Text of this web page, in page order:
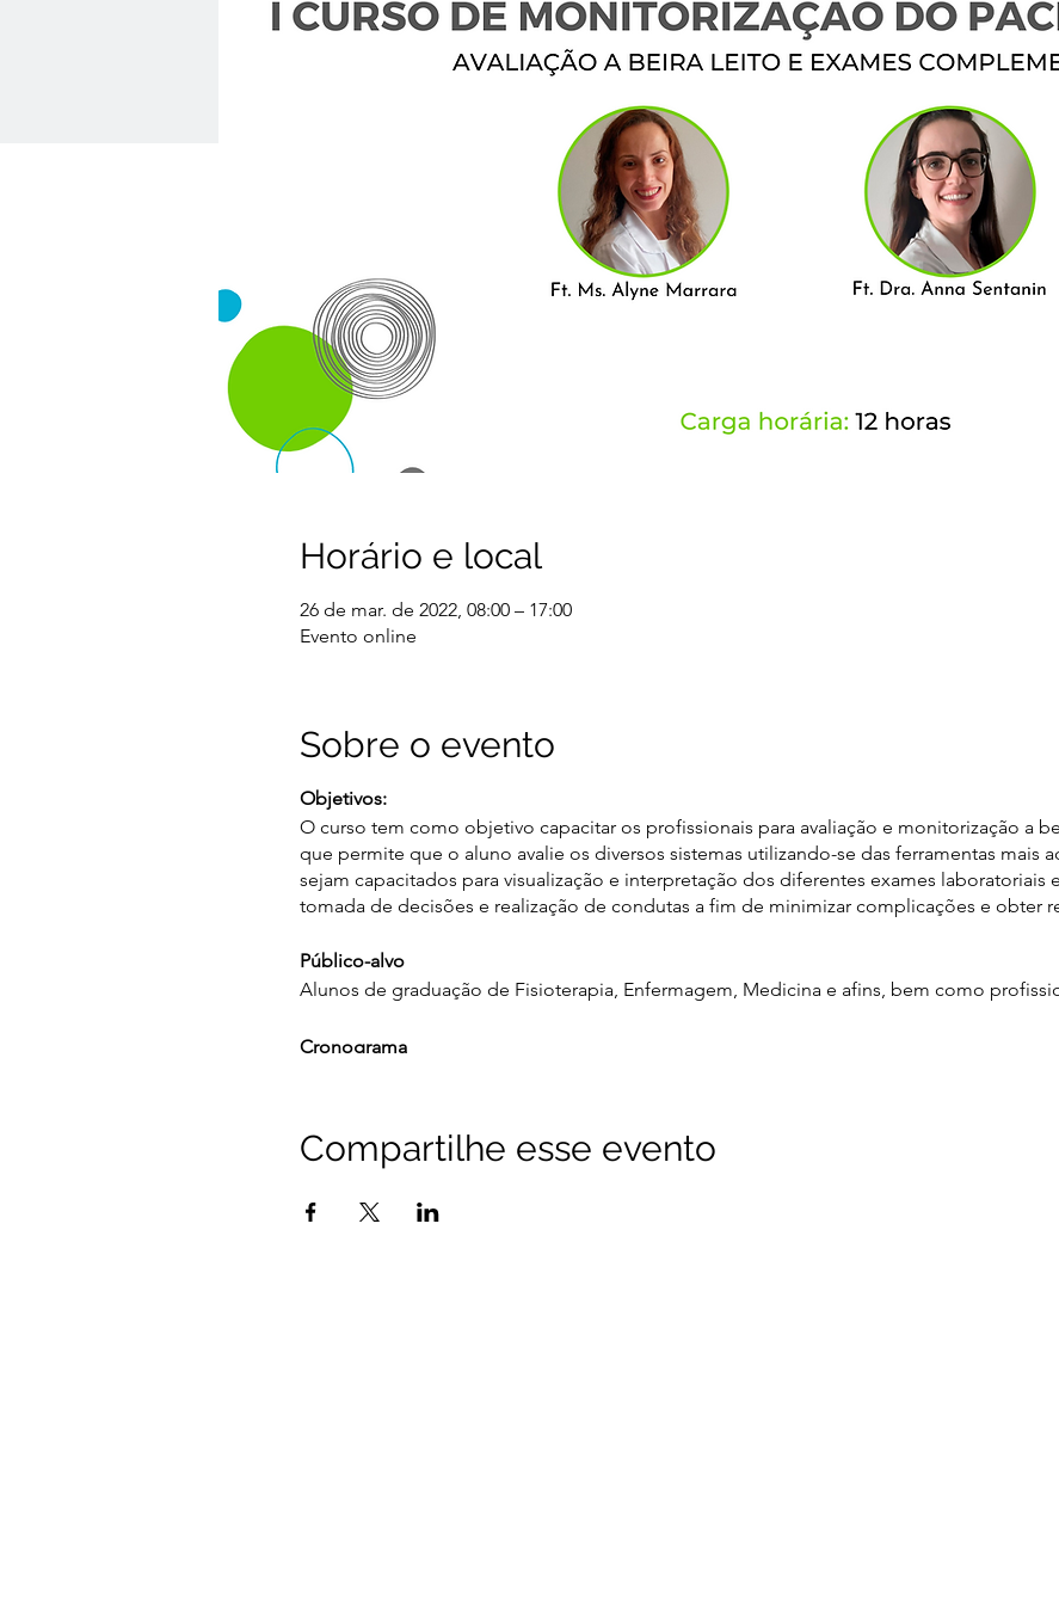
Horário e local
26 de mar. de 2022, 08:00 – 17:00
Evento online
Sobre o evento
Objetivos:
O curso tem como objetivo capacitar os profissionais para avaliação e monitorização a
que permite que o aluno avalie os diversos sistemas utilizando-se das ferramentas mais
sejam capacitados para visualização e interpretação dos diferentes exames laboratoriais
tomada de decisões e realização de condutas a fim de minimizar complicações e obter
Público-alvo
Alunos de graduação de Fisioterapia, Enfermagem, Medicina e afins, bem como
Cronograma
Compartilhe esse evento